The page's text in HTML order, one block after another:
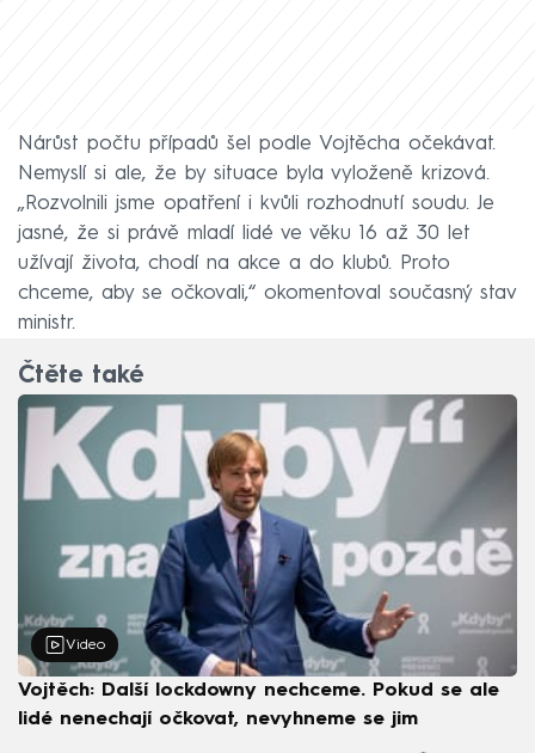
Nárůst počtu případů šel podle Vojtěcha očekávat.
Nemyslí si ale, že by situace byla vyloženě krizová.
„Rozvolnili jsme opatření i kvůli rozhodnutí soudu. Je
jasné, že si právě mladí lidé ve věku 16 až 30 let
užívají života, chodí na akce a do klubů. Proto
chceme, aby se očkovali,“ okomentoval současný stav
ministr.
Čtěte také
Video
Vojtěch: Další lockdowny nechceme. Pokud se ale
lidé nenechají očkovat, nevyhneme se jim